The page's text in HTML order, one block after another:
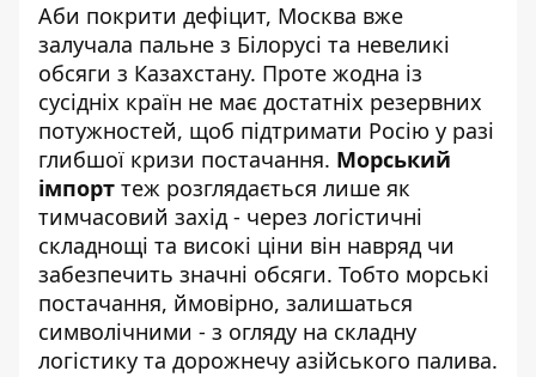
Аби покрити дефіцит, Москва вже
залучала пальне з Білорусі та невеликі
обсяги з Казахстану. Проте жодна із
сусідніх країн не має достатніх резервних
потужностей, щоб підтримати Росію у разі
глибшої кризи постачання. Морський
імпорт теж розглядається лише як
тимчасовий захід - через логістичні
складнощі та високі ціни він навряд чи
забезпечить значні обсяги. Тобто морські
постачання, ймовірно, залишаться
символічними - з огляду на складну
логістику та дорожнечу азійського палива.